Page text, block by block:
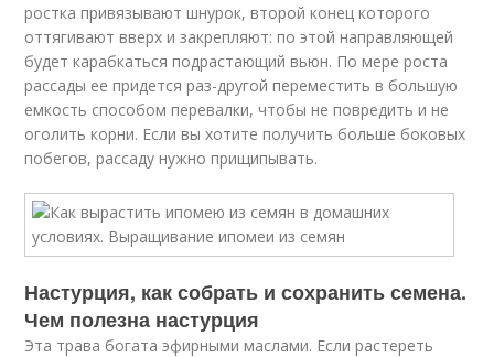
ростка привязывают шнурок, второй конец которого
оттягивают вверх и закрепляют: по этой направляющей
будет карабкаться подрастающий вьюн. По мере роста
рассады ее придется раз-другой переместить в большую
емкость способом перевалки, чтобы не повредить и не
оголить корни. Если вы хотите получить больше боковых
побегов, рассаду нужно прищипывать.
Настурция, как собрать и сохранить семена.
Чем полезна настурция
Эта трава богата эфирными маслами. Если растереть